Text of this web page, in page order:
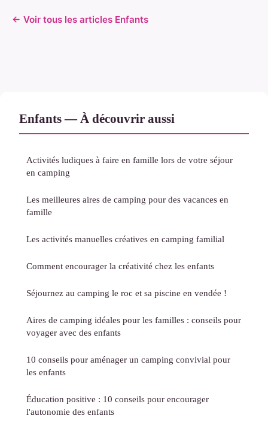
← Voir tous les articles Enfants
Enfants — À découvrir aussi
Activités ludiques à faire en famille lors de votre séjour
en camping
Les meilleures aires de camping pour des vacances en
famille
Les activités manuelles créatives en camping familial
Comment encourager la créativité chez les enfants
Séjournez au camping le roc et sa piscine en vendée !
Aires de camping idéales pour les familles : conseils pour
voyager avec des enfants
10 conseils pour aménager un camping convivial pour
les enfants
Éducation positive : 10 conseils pour encourager
l'autonomie des enfants